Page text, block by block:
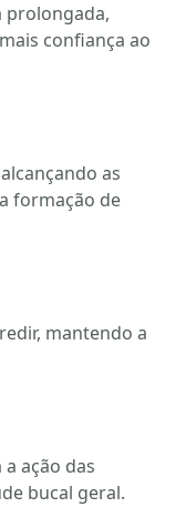
prolongada,
confiança ao
as
formação de
mantendo a
ação das
bucal geral.